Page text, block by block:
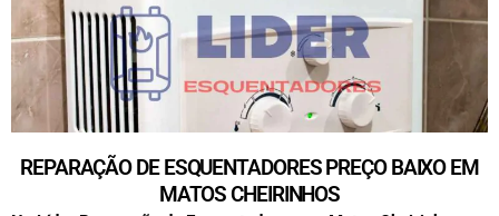
REPARAÇÃO DE ESQUENTADORES PREÇO BAIXO EM
MATOS CHEIRINHOS